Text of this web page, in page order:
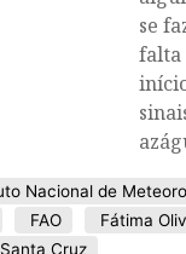
se
falta
Nacional de
FAO Fátima
Cruz